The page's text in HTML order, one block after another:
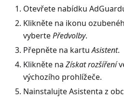
Otevřete nabídku
Klikněte na ikonu
vybertePředvolby.
Přepněte na kartuAsistent.
Klikněte na Získat rozšíření
výchozího prohlížeče.
Nainstalujte Asistenta z